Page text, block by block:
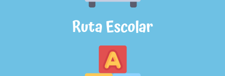
Ruta Escolar